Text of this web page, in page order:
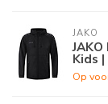
JAKO
Kids
Op